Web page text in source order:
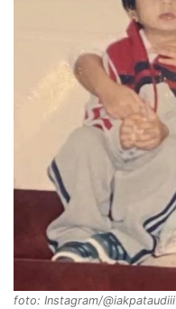
foto: Instagram/@iakpataudiii